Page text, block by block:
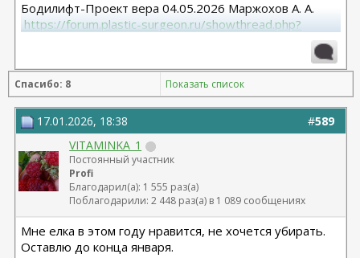
Бодилифт-Проект вера 04.05.2026 Маржохов А. А.
https://forum.plastic-surgeon.ru/showthread.php?
Грудь - ментор 325 сс+ высокий профиль.База 11,5 от
06.04.2023
Липосакция подбородка 18.12.2023
Спасибо: 8 Показать список
#589
17.01.2026, 18:38
VITAMINKA_1
Постоянный участник
Profi
Благодарил(а): 1 555 раз(а)
Поблагодарили: 2 448 раз(а) в 1 089 сообщениях
Мне елка в этом году нравится, не хочется убирать.
Оставлю до конца января.